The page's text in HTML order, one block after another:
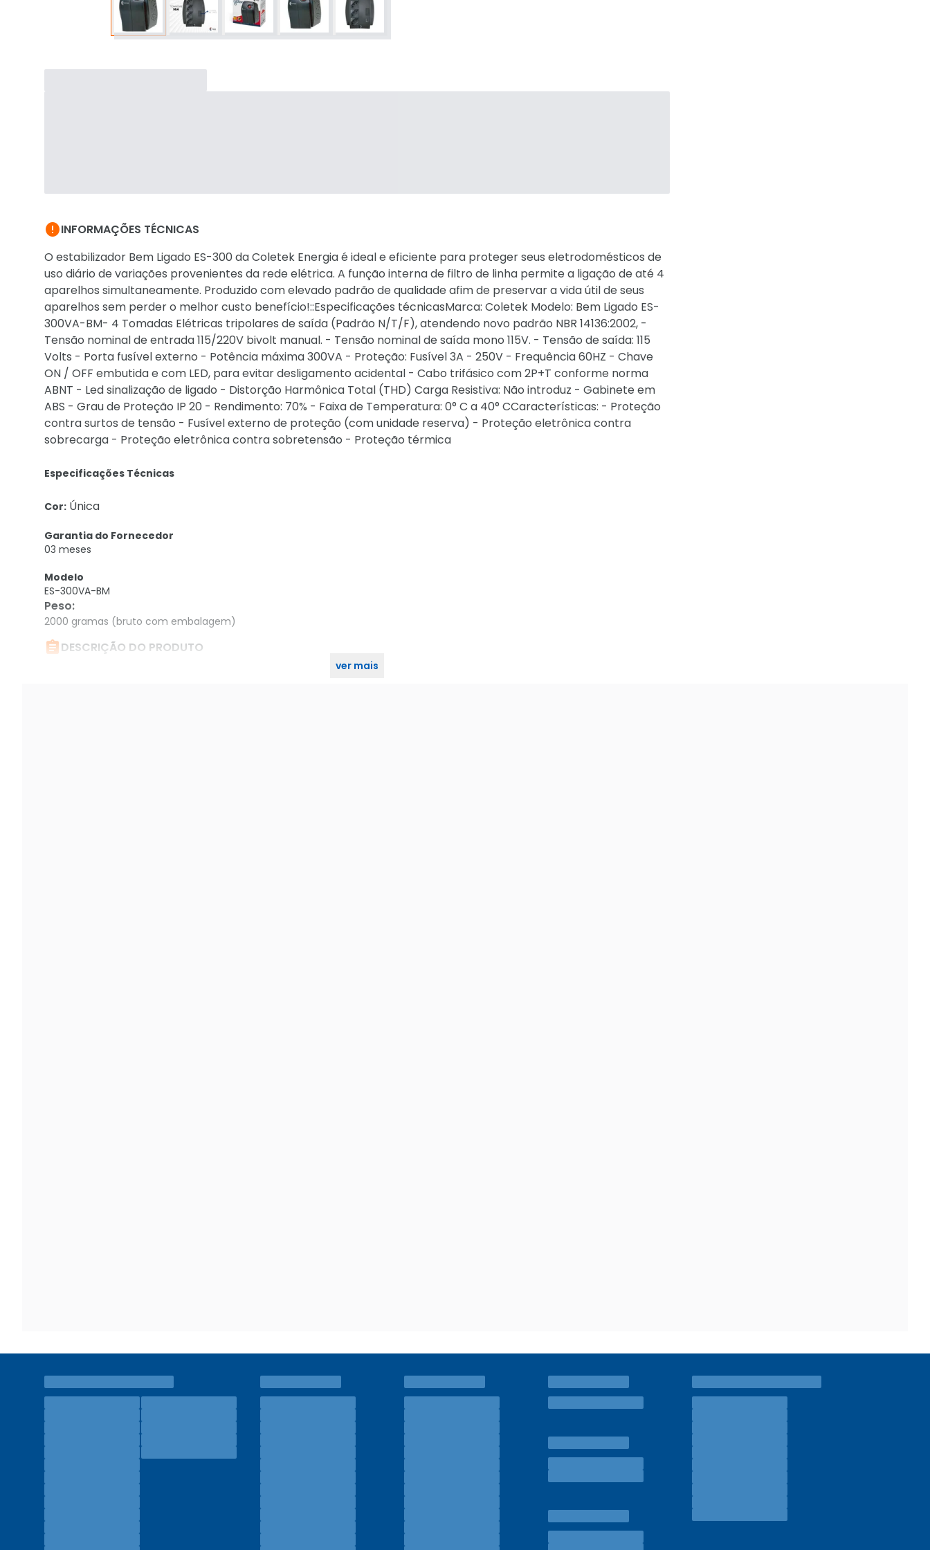
INFORMAÇÕES TÉCNICAS
O estabilizador Bem Ligado ES-300 da Coletek Energia é ideal e eficiente para proteger seus eletrodomésticos de
uso diário de variações provenientes da rede elétrica. A função interna de filtro de linha permite a ligação de até 4
aparelhos simultaneamente. Produzido com elevado padrão de qualidade afim de preservar a vida útil de seus
aparelhos sem perder o melhor custo benefício!::Especificações técnicasMarca: Coletek Modelo: Bem Ligado ES-
300VA-BM- 4 Tomadas Elétricas tripolares de saída (Padrão N/T/F), atendendo novo padrão NBR 14136:2002, -
Tensão nominal de entrada 115/220V bivolt manual. - Tensão nominal de saída mono 115V. - Tensão de saída: 115
Volts - Porta fusível externo - Potência máxima 300VA - Proteção: Fusível 3A - 250V - Frequência 60HZ - Chave
ON / OFF embutida e com LED, para evitar desligamento acidental - Cabo trifásico com 2P+T conforme norma
ABNT - Led sinalização de ligado - Distorção Harmônica Total (THD) Carga Resistiva: Não introduz - Gabinete em
ABS - Grau de Proteção IP 20 - Rendimento: 70% - Faixa de Temperatura: 0° C a 40° CCaracterísticas: - Proteção
contra surtos de tensão - Fusível externo de proteção (com unidade reserva) - Proteção eletrônica contra
sobrecarga - Proteção eletrônica contra sobretensão - Proteção térmica
Especificações Técnicas
Cor: Única
Garantia do Fornecedor
03 meses
Modelo
ES-300VA-BM
Peso:
2000 gramas (bruto com embalagem)
DESCRIÇÃO DO PRODUTO
ver mais